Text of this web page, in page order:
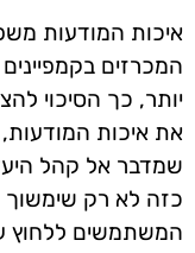
איכות המודעות
המכרזים
יותר, כך הסיכוי
את איכות המודעות,
שמדבר אל קהל
כזה לא רק
המשתמשים ללחוץ